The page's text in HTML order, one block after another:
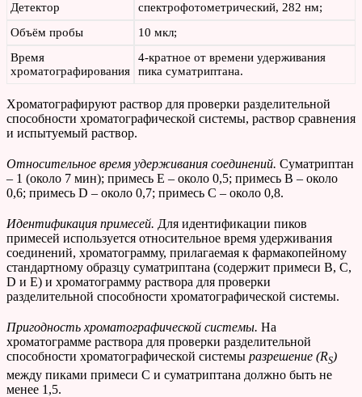
Детектор
спектрофотометрический, 282 нм;
Объём пробы
10 мкл;
Время
хроматографирования
4-кратное от времени удерживания
пика суматриптана.
Хроматографируют раствор для проверки разделительной
способности хроматографической системы, раствор сравнения
и испытуемый раствор.
Относительное время удерживания соединений. Суматриптан
– 1 (около 7 мин); примесь Е – около 0,5; примесь В – около
0,6; примесь D – около 0,7; примесь С – около 0,8.
Идентификация примесей. Для идентификации пиков
примесей используется относительное время удерживания
соединений, хроматограмму, прилагаемая к фармакопейному
стандартному образцу суматриптана (содержит примеси В, С,
D и Е) и хроматограмму раствора для проверки
разделительной способности хроматографической системы.
Пригодность хроматографической системы. На
хроматограмме раствора для проверки разделительной
способности хроматографической системы разрешение (RS)
между пиками примеси С и суматриптана должно быть не
менее 1,5.